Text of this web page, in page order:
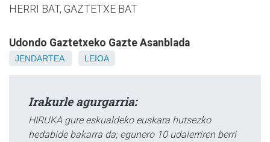
HERRI BAT, GAZTETXE BAT
Udondo Gaztetxeko Gazte Asanblada
JENDARTEA LEIOA
Irakurle agurgarria:
HIRUKA gure eskualdeko euskara hutsezko
hedabide bakarra da; egunero 10 udalerriren berri